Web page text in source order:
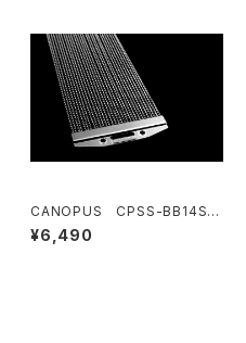
CANOPUS CPSS-BB14SN
P30 Back Beat Snare Wir
¥6,490